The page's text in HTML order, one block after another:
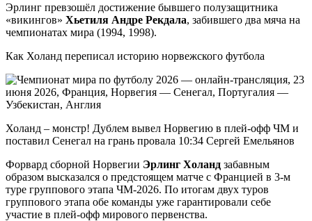
Эрлинг превзошёл достижение бывшего полузащитника
«викингов» Хьетиля Андре Рекдала, забившего два мяча на
чемпионатах мира (1994, 1998).
Как Холанд переписал историю норвежского футбола
Холанд – монстр! Дублем вывел Норвегию в плей-офф ЧМ и
поставил Сенегал на грань провала 10:34 Сергей Емельянов
Форвард сборной Норвегии Эрлинг Холанд забавным
образом высказался о предстоящем матче с Францией в 3‑м
туре группового этапа ЧМ‑2026. По итогам двух туров
группового этапа обе команды уже гарантировали себе
участие в плей-офф мирового первенства.